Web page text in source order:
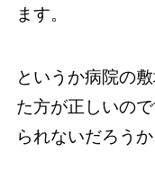
ます。
というか病院の
た方が正しいの
られないだろうか